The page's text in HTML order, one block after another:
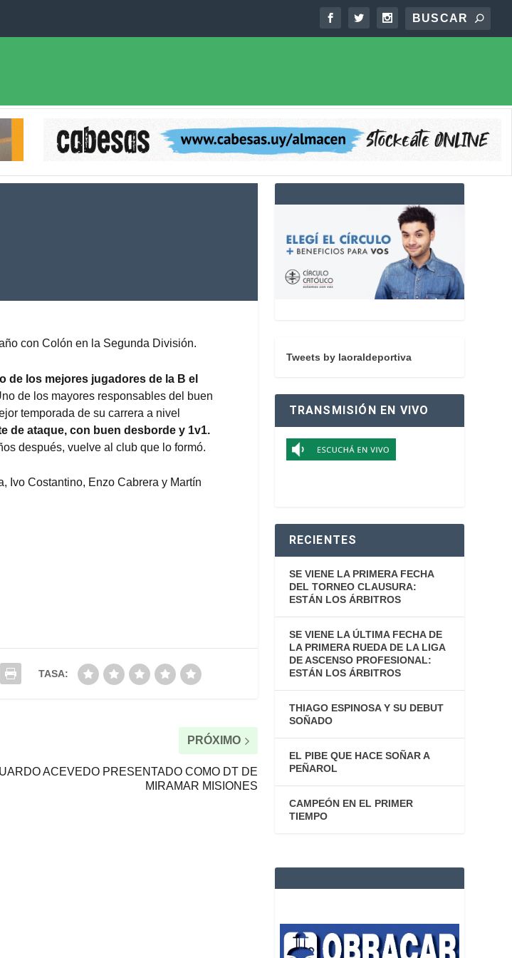
con Colón en la Segunda División.
de los mejores jugadores de la B el
de los mayores responsables del buen
temporada de su carrera a nivel
de ataque, con buen desborde y 1v1.
después, vuelve al club que lo formó.
Ivo Costantino, Enzo Cabrera y Martín
TASA:
PRÓXIMO
ACEVEDO PRESENTADO COMO DT DE
MIRAMAR MISIONES
Tweets by laoraldeportiva
TRANSMISIÓN EN VIVO
RECIENTES
SE VIENE LA PRIMERA FECHA
DEL TORNEO CLAUSURA:
ESTÁN LOS ÁRBITROS
SE VIENE LA ÚLTIMA FECHA DE
LA PRIMERA RUEDA DE LA LIGA
DE ASCENSO PROFESIONAL:
ESTÁN LOS ÁRBITROS
THIAGO ESPINOSA Y SU DEBUT
SOÑADO
EL PIBE QUE HACE SOÑAR A
PEÑAROL
CAMPEÓN EN EL PRIMER
TIEMPO